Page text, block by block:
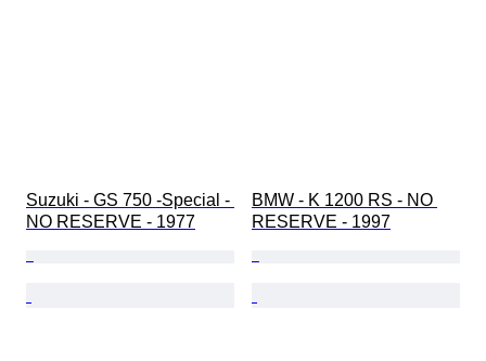
Suzuki - GS 750 -Special -
NO RESERVE - 1977
BMW - K 1200 RS - NO
RESERVE - 1997